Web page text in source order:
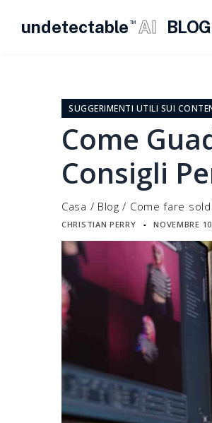
undetectable TM AI BLOG
contenutoSUGGERIMENTI UTILI SUI
Come
Consigli
Casa / Blog / Come fare
CHRISTIAN PERRY ▪ NOVEMBRE